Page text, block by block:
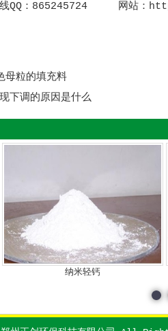
：865245724 网站：
母粒的填充料
下调的原因是什么
纳米轻钙